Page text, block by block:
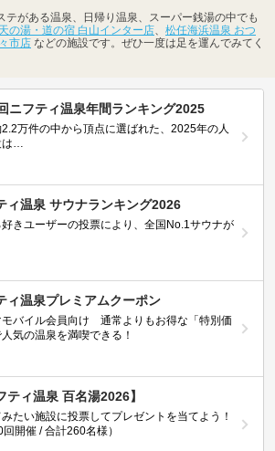
テがある温泉、日帰り温泉、スーパー銭湯の中でも
の湯・道の宿 白山インター店
松任海浜温泉 おつ
市店 などの施設です。ぜひ一度は足を運んでみてく
ニフティ温泉年間ランキング2025
万件の中から頂点に選ばれた、2025年の人
は…
ィ温泉 サウナランキング2026
好きユーザーの投票により、全国No.1サウナが
ィ温泉プレミアムクーポン
モバイル会員向け 通常よりもお得な「特別価
気の温泉を満喫できる！
ティ温泉 百名湯2026】
たい施設に投票してプレゼントを当てよう！
回開催 / 合計260名様）